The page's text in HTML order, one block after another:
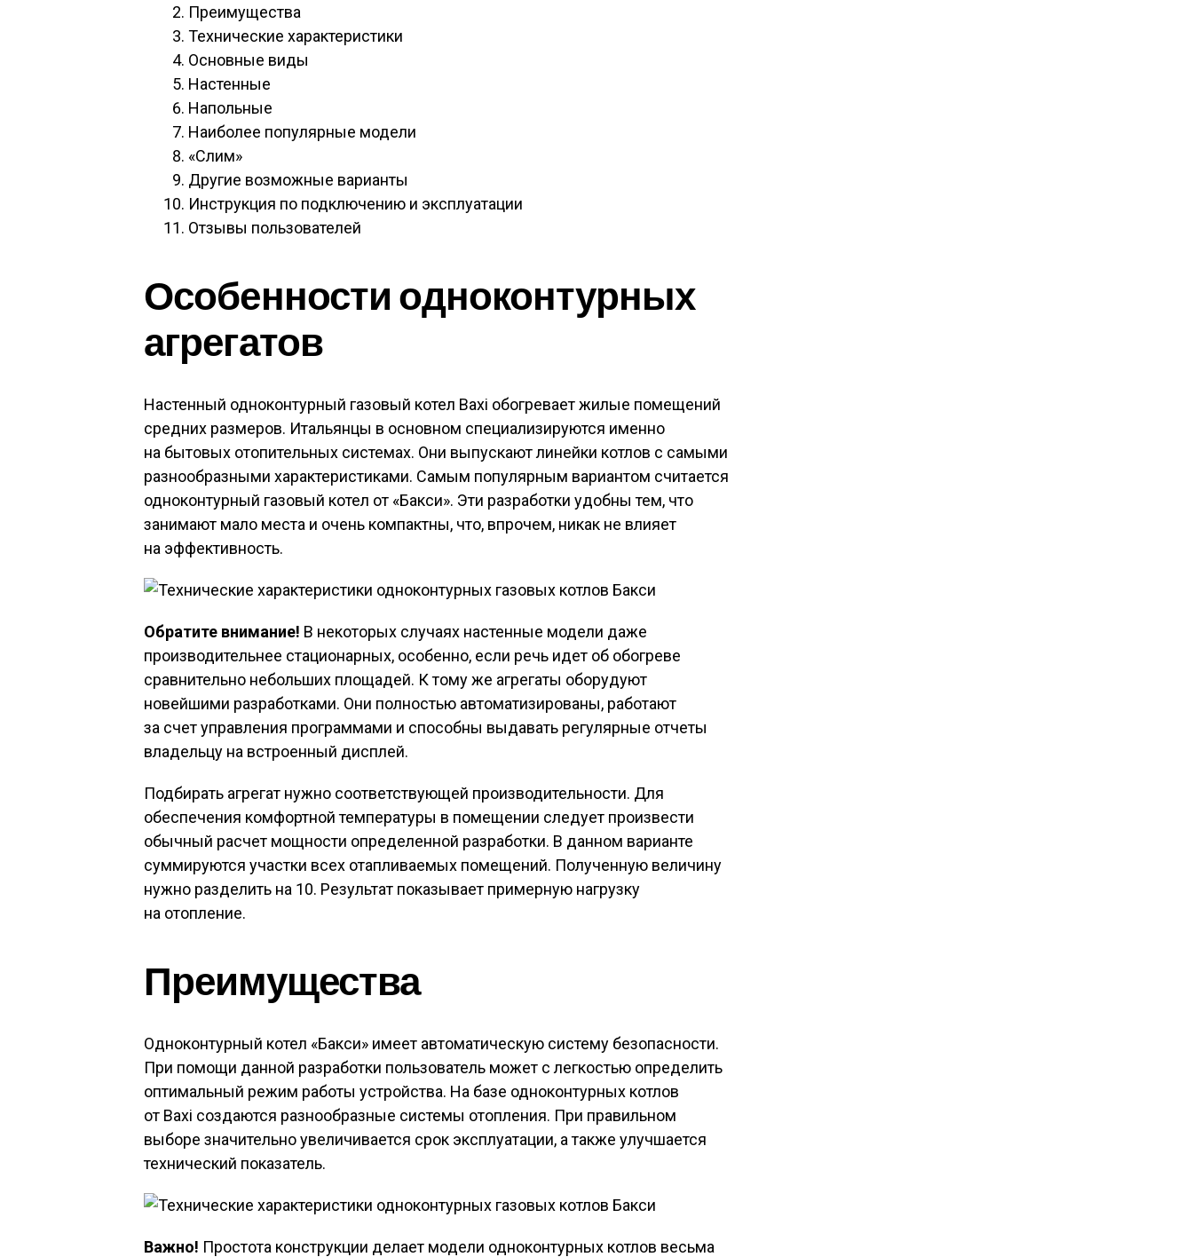
Преимущества
Технические характеристики
Основные виды
Настенные
Напольные
Наиболее популярные модели
«Слим»
Другие возможные варианты
Инструкция по подключению и эксплуатации
Отзывы пользователей
Особенности одноконтурных
агрегатов
Настенный одноконтурный газовый котел Baxi обогревает жилые помещений
средних размеров. Итальянцы в основном специализируются именно
на бытовых отопительных системах. Они выпускают линейки котлов с самыми
разнообразными характеристиками. Самым популярным вариантом считается
одноконтурный газовый котел от «Бакси». Эти разработки удобны тем, что
занимают мало места и очень компактны, что, впрочем, никак не влияет
на эффективность.
Обратите внимание! В некоторых случаях настенные модели даже
производительнее стационарных, особенно, если речь идет об обогреве
сравнительно небольших площадей. К тому же агрегаты оборудуют
новейшими разработками. Они полностью автоматизированы, работают
за счет управления программами и способны выдавать регулярные отчеты
владельцу на встроенный дисплей.
Подбирать агрегат нужно соответствующей производительности. Для
обеспечения комфортной температуры в помещении следует произвести
обычный расчет мощности определенной разработки. В данном варианте
суммируются участки всех отапливаемых помещений. Полученную величину
нужно разделить на 10. Результат показывает примерную нагрузку
на отопление.
Преимущества
Одноконтурный котел «Бакси» имеет автоматическую систему безопасности.
При помощи данной разработки пользователь может с легкостью определить
оптимальный режим работы устройства. На базе одноконтурных котлов
от Baxi создаются разнообразные системы отопления. При правильном
выборе значительно увеличивается срок эксплуатации, а также улучшается
технический показатель.
Важно! Простота конструкции делает модели одноконтурных котлов весьма